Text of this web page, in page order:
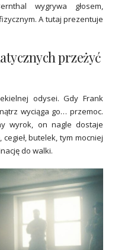
wygrywa głosem,
A tutaj prezentuje
przeżyć
odysei. Gdy Frank
wyciąga go… przemoc.
wyrok, on nagle dostaje
butelek, tym mocniej
do walki.